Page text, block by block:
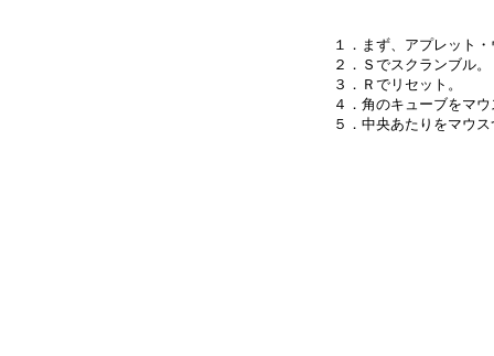
１．まず、アプレット
２．Ｓでスクランブル。
３．Ｒでリセット。
４．角のキューブをマ